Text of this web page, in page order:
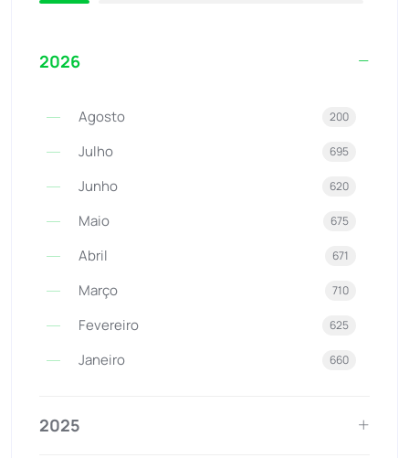
2026
Agosto 200
Julho 695
Junho 620
Maio 675
Abril 671
Março 710
Fevereiro 625
Janeiro 660
2025